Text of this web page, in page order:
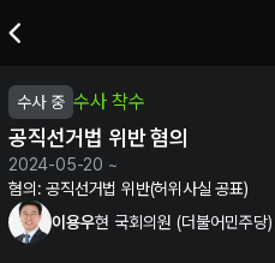
수사 중 수사 착수
공직선거법 위반 혐의
2024-05-20 ~
혐의:공직선거법 위반(허위사실 공표)
이용우현 국회의원 (더불어민주당)